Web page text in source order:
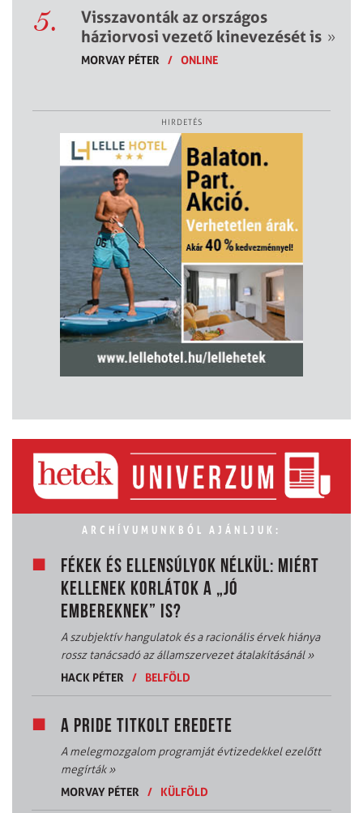
5.
Visszavonták az országos
háziorvosi vezető kinevezését is »
MORVAY PÉTER / ONLINE
HIRDETÉS
ARCHÍVUMUNKBÓL AJÁNLJUK:
FÉKEK ÉS ELLENSÚLYOK NÉLKÜL: MIÉRT
KELLENEK KORLÁTOK A „JÓ
EMBEREKNEK” IS?
A szubjektív hangulatok és a racionális érvek hiánya
rossz tanácsadó az államszervezet átalakításánál»
HACK PÉTER
/ BELFÖLD
A PRIDE TITKOLT EREDETE
A melegmozgalom programját évtizedekkel ezelőtt
megírták»
MORVAY PÉTER
/ KÜLFÖLD